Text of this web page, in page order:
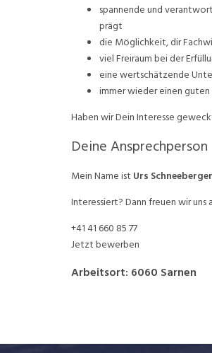
spannende und
prägt
die Möglichkeit, dir
viel Freiraum bei der
eine wertschätzende
immer wieder einen guten
Haben wir Dein Interesse
Deine Ansprechperson
Mein Name ist Urs Schneeberger
Interessiert? Dann freuen wir
+41 41 660 85 77
Jetzt bewerben
Arbeitsort: 6060 Sarnen